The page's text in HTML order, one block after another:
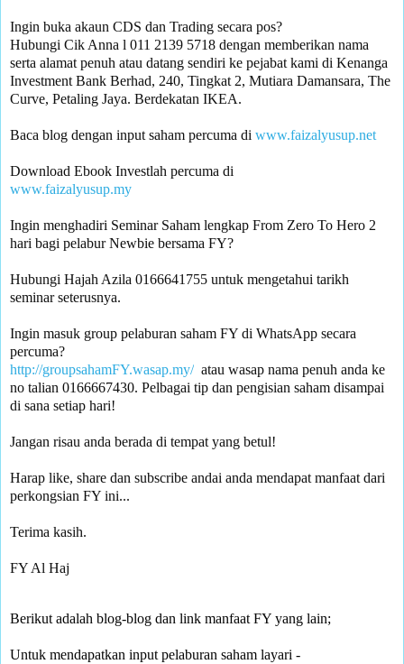
Ingin buka akaun CDS dan Trading secara pos?
Hubungi Cik Anna l 011 2139 5718 dengan memberikan nama
serta alamat penuh atau datang sendiri ke pejabat kami di Kenanga
Investment Bank Berhad, 240, Tingkat 2, Mutiara Damansara, The
Curve, Petaling Jaya. Berdekatan IKEA.
Baca blog dengan input saham percuma di www.faizalyusup.net
www.faizalyusup.my
Ingin menghadiri Seminar Saham lengkap From Zero To Hero 2
Hubungi Hajah Azila 0166641755 untuk mengetahui tarikh
seminar seterusnya.
Ingin masuk group pelaburan saham FY di WhatsApp secara
percuma?
http://groupsahamFY.wasap.my/
  atau wasap nama penuh anda ke
no talian 0166667430. Pelbagai tip dan pengisian saham disampai
di sana setiap hari!
Jangan risau anda berada di tempat yang betul!
Harap like, share dan subscribe andai anda mendapat manfaat dari
perkongsian FY ini...
Terima kasih.
FY Al Haj
Berikut adalah blog-blog dan link manfaat FY yang lain;
Untuk mendapatkan input pelaburan saham layari -